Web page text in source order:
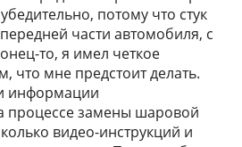
потому что стук
части автомобиля, с
то, я имел четкое
что мне предстоит делать.
информации
процессе замены шаровой
видео-инструкций и